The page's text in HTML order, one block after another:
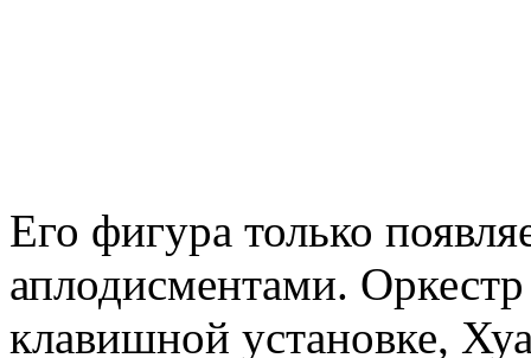
Его фигура только
аплодисментами.
клавишной установке,